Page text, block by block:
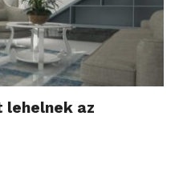
lehelnek az